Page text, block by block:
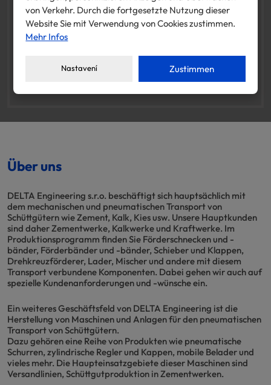
Stahlkonstruktionen (nur Teile, die die von uns gelieferten
Maschinen vervollständigen, d.h. Einlauf- und Auslaufteile,
Wartungsbühnen), Silos, Trichter, Rutschen, usw.
Über uns
DELTA Engineering s.r.o. beschäftigt sich hauptsächlich mit
dem mechanischen und pneumatischen Transport von
Schüttgütern wie Zement, Kalk, Kies usw. Unsere Hauptkunden
sind daher Zementwerke, Kalkwerke und Kraftwerke. Im
Produktionsprogramm finden Sie Förderschnecken und -
bänder, Förderbänder und -bänder, Schieber und Klappen,
Drehkreuzförderer, Lader, Mischer und andere mit diesem
Transport verbundene Komponenten. Dabei gehen wir auch auf
spezielle Kundenanforderungen und -wünsche ein.
Ein weiteres Geschäftsfeld von DELTA Engineering ist die
Herstellung von Maschinen und Anlagen für den pneumatischen
Transport von Schüttgütern.
Dazu gehören eine Reihe von Produkten wie pneumatische
Schurren, zylindrische Regler und Kappen, mobile Belader und
vieles mehr. Die Haupteinsatzgebiete dieser Maschinen sind
Versandlinien, Schüttgutproduktion in Zementwerken.
von Verkehr. Durch die fortgesetzte Nutzung dieser
Website Sie mit Verwendung von Cookies zustimmen.
Mehr Infos
Nastavení Zustimmen